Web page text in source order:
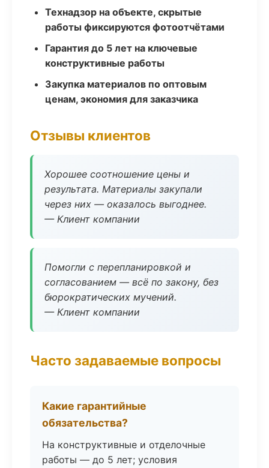
Технадзор на объекте, скрытые
работы фиксируются фотоотчётами
Гарантия до 5 лет на ключевые
конструктивные работы
Закупка материалов по оптовым
ценам, экономия для заказчика
Отзывы клиентов
Хорошее соотношение цены и
результата. Материалы закупали
через них — оказалось выгоднее.
— Клиент компании
Помогли с перепланировкой и
согласованием — всё по закону, без
бюрократических мучений.
— Клиент компании
Часто задаваемые вопросы
Какие гарантийные
обязательства?
На конструктивные и отделочные
работы — до 5 лет; условия